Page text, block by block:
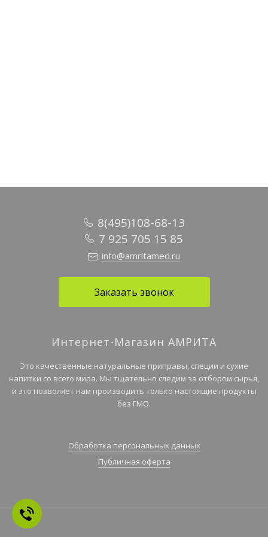
8(495)108-68-13
7 925 705 15 85
info@amritamed.ru
Заказать звонок
Интернет-Магазин АМРИТА
Это качественные натуральные приправы, специи и сухие
напитки со всего мира. Мы тщательно следим за отбором сырья,
и это позволяет нам производить только настоящие продукты
без ГМО.
Обработка персональных данных
Публичная оферта